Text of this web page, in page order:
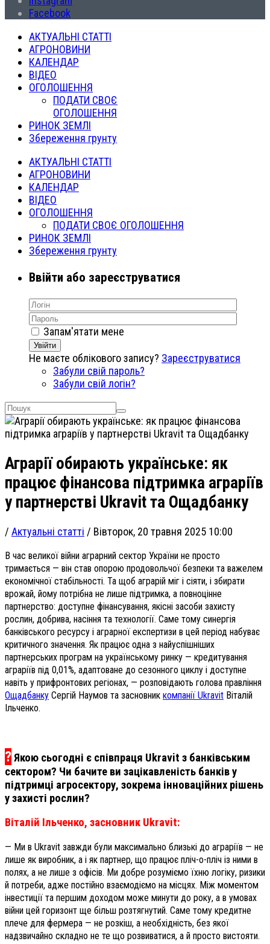
Facebook
АКТУАЛЬНІ СТАТТІ
АГРОНОВИНИ
КАЛЕНДАР
ВІДЕО
ОГОЛОШЕННЯ
ПОДАТИ СВОЄ
ОГОЛОШЕННЯ
РИНОК ЗЕМЛІ
Збереження грунту
АКТУАЛЬНІ СТАТТІ
АГРОНОВИНИ
КАЛЕНДАР
ВІДЕО
ОГОЛОШЕННЯ
ПОДАТИ СВОЄ ОГОЛОШЕННЯ
РИНОК ЗЕМЛІ
Збереження грунту
Ввійти або зареєструватися
Запам'ятати мене
Увійти
Не маєте облікового запису? Зареєструватися
Забули свій пароль?
Забули свій логін?
Аграрії обирають українське: як
працює фінансова підтримка аграріїв
у партнерстві Ukravit та Ощадбанку
/ Актуальні статті / Вівторок, 20 травня 2025 10:00
В час великої війни аграрний сектор України не просто
тримається — він став опорою продовольчої безпеки та важелем
економічної стабільності. Та щоб аграрій міг і сіяти, і збирати
врожай, йому потрібна не лише підтримка, а повноцінне
партнерство: доступне фінансування, якісні засоби захисту
рослин, добрива, насіння та технології. Саме тому синергія
банківського ресурсу і аграрної експертизи в цей період набуває
критичного значення. Як працює одна з найуспішніших
партнерських програм на українському ринку — кредитування
аграріїв під 0,01%, адаптоване до сезонного циклу і доступне
навіть у прифронтових регіонах, — розповідають голова правління
Ощадбанку Сергій Наумов та засновник компанії Ukravit Віталій
Ільченко.
?Якою сьогодні є співпраця Ukravit з банківським
сектором? Чи бачите ви зацікавленість банків у
підтримці агросектору, зокрема інноваційних рішень
у захисті рослин?
Віталій Ільченко, засновник Ukravit:
— Ми в Ukravit завжди були максимально близькі до аграріїв — не
лише як виробник, а і як партнер, що працює пліч-о-пліч із ними в
полях, а не лише з офісів. Ми добре розуміємо їхню логіку, ризики
й потреби, адже постійно взаємодіємо на місцях. Між моментом
інвестиції та першим доходом може минути до року, а в умовах
війни цей горизонт ще більш розтягнутий. Саме тому кредитне
плече для фермера — не розкіш, а необхідність, без якої
надзвичайно складно не те що розвиватися, а й просто вистояти.